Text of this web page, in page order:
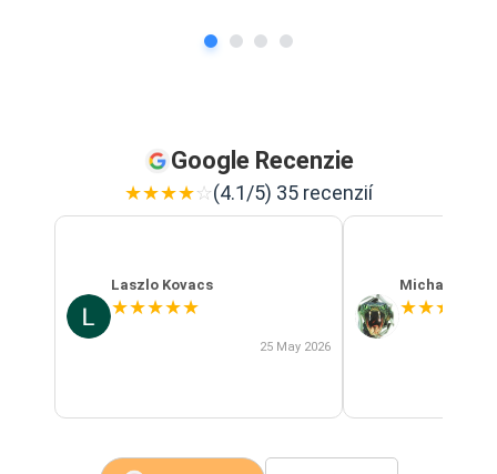
Google Recenzie
★★★★☆(4.1/5) 35 recenzií
Laszlo Kovacs
★★★★★
25 May 2026
Michal Szabo
★★★